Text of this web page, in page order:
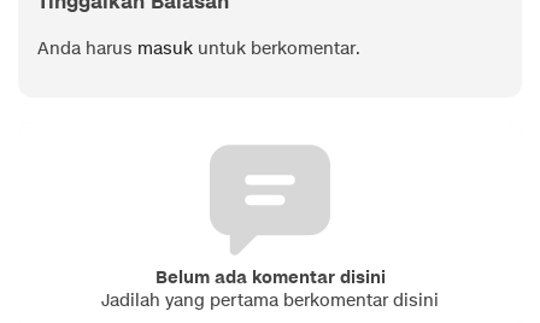
Anda harus masuk untuk berkomentar.
Belum ada komentar disini
Jadilah yang pertama berkomentar disini